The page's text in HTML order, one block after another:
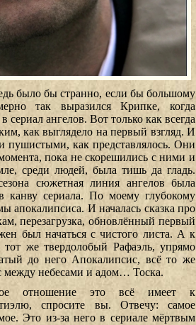
было бы странно, если бы большому
так выразился Крипке, когда
сериал ангелов. Вот только как всегда
как выглядело на первый взгляд. И
пушистыми, как представлялось. Они
пока не скорешились с ними и
среди людей, была тишь да гладь.
сюжетная линия ангелов была
канву сериала. По моему глубокому
апокалипсиса. И началась сказка про
перезагрузка, обновлённый первый
был начаться с чистого листа. А к
же твердолобый Рафаэль, упрямо
до него Апокалипсис, всё то же
между небесами и адом… Тоска.
отношение это всё имеет к
спросите вы. Отвечу: самое
Это из-за него в сериале мёртвым